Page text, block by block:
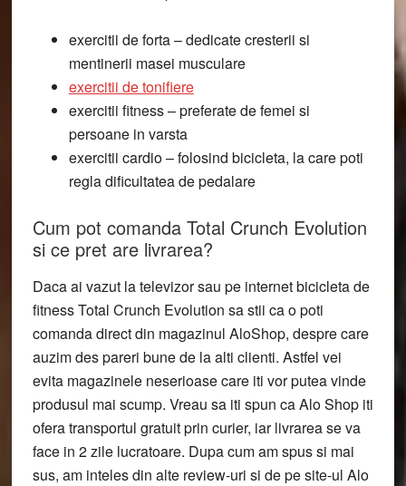
exercitii de forta – dedicate cresterii si
mentinerii masei musculare
exercitii de tonifiere
exercitii fitness – preferate de femei si
persoane in varsta
exercitii cardio – folosind bicicleta, la care poti
regla dificultatea de pedalare
Cum pot comanda Total Crunch Evolution
si ce pret are livrarea?
Daca ai vazut la televizor sau pe internet bicicleta de
fitness Total Crunch Evolution sa stii ca o poti
comanda direct din magazinul AloShop, despre care
auzim des pareri bune de la alti clienti. Astfel vei
evita magazinele neserioase care iti vor putea vinde
produsul mai scump. Vreau sa iti spun ca Alo Shop iti
ofera transportul gratuit prin curier, iar livrarea se va
face in 2 zile lucratoare. Dupa cum am spus si mai
sus, am inteles din alte review-uri si de pe site-ul Alo